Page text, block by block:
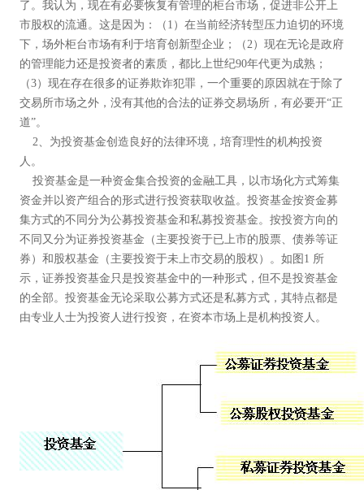
了。我认为，现在有必要恢复有管理的柜台市场，促进非公开上
市股权的流通。这是因为：（1）在当前经济转型压力迫切的环境
下，场外柜台市场有利于培育创新型企业；（2）现在无论是政府
的管理能力还是投资者的素质，都比上世纪90年代更为成熟；
（3）现在存在很多的证券欺诈犯罪，一个重要的原因就在于除了
交易所市场之外，没有其他的合法的证券交易场所，有必要开“正
道”。
2、为投资基金创造良好的法律环境，培育理性的机构投资
人。
投资基金是一种资金集合投资的金融工具，以市场化方式筹集
资金并以资产组合的形式进行投资获取收益。投资基金按资金募
集方式的不同分为公募投资基金和私募投资基金。按投资方向的
不同又分为证券投资基金（主要投资于已上市的股票、债券等证
券）和股权基金（主要投资于未上市交易的股权）。如图1 所
示，证券投资基金只是投资基金中的一种形式，但不是投资基金
的全部。投资基金无论采取公募方式还是私募方式，其特点都是
由专业人士为投资人进行投资，在资本市场上是机构投资人。